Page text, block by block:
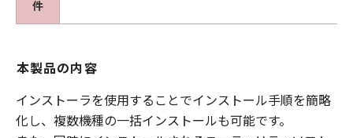
件
本製品の内容
インストーラを使用することでインストール手順を簡略
化し、複数機種の一括インストールも可能です。